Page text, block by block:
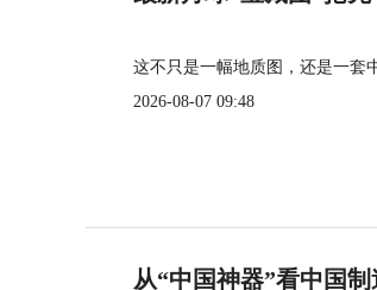
这不只是一幅地质图，还是一套
2026-08-07 09:48
从“中国神器”看中国